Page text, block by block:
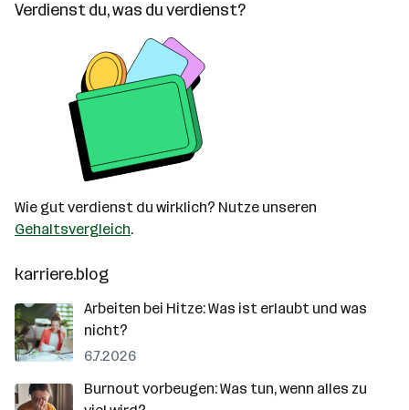
Verdienst du, was du verdienst?
Wie gut verdienst du wirklich? Nutze unseren
Gehaltsvergleich.
karriere.blog
Arbeiten bei Hitze: Was ist erlaubt und was
nicht?
6.7.2026
Burnout vorbeugen: Was tun, wenn alles zu